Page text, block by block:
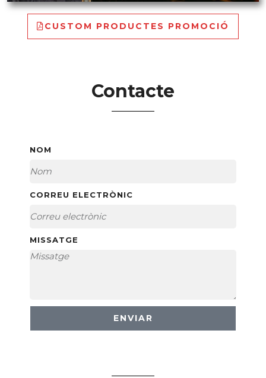
CUSTOM PRODUCTES PROMOCIÓ
Contacte
NOM
CORREU ELECTRÒNIC
MISSATGE
ENVIAR